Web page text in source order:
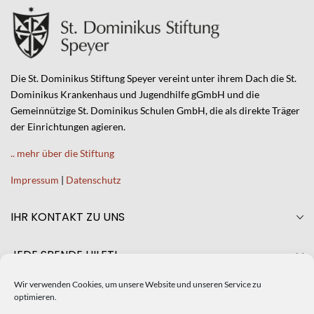
Wir verwenden Cookies, um unsere Website und unseren Service zu
optimieren.
Die St. Dominikus Stiftung Speyer vereint unter ihrem Dach die St.
Dominikus Krankenhaus und Jugendhilfe gGmbH und die
Gemeinnützige St. Dominikus Schulen GmbH, die als direkte Träger
der Einrichtungen agieren.
.. mehr über die Stiftung
Impressum | Datenschutz
IHR KONTAKT ZU UNS
JEDE SPENDE HILFT!
AKTUELLES